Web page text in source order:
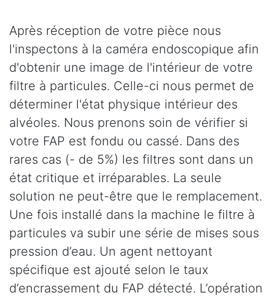
Après réception de votre pièce nous
l'inspectons à la caméra endoscopique afin
d'obtenir une image de l'intérieur de votre
filtre à particules. Celle-ci nous permet de
déterminer l'état physique intérieur des
alvéoles. Nous prenons soin de vérifier si
votre FAP est fondu ou cassé. Dans des
rares cas (- de 5%) les filtres sont dans un
état critique et irréparables. La seule
solution ne peut-être que le remplacement.
Une fois installé dans la machine le filtre à
particules va subir une série de mises sous
pression d’eau. Un agent nettoyant
spécifique est ajouté selon le taux
d’encrassement du FAP détecté. L’opération